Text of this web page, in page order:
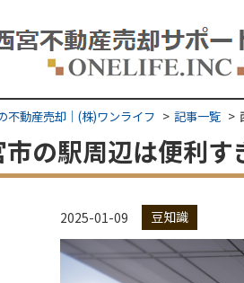
不動産売却｜(株)ワンライフ 記事一覧
市の駅周辺は便利
2025-01-09 豆知識